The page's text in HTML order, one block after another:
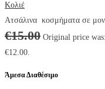
Κολιέ
Ατσάλινα κοσμήματα σε
€15.00 Original price
€12.00.
Άμεσα Διαθέσιμο